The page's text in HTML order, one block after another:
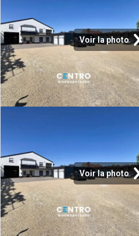
Voir la photo
Voir la photo